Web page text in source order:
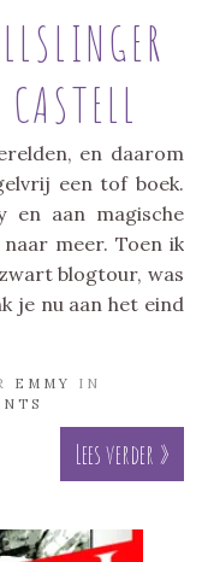
en daarom
een tof boek.
en aan magische
meer. Toen ik
blogtour, was
je nu aan het eind
EMMY
IN
Lees verder »